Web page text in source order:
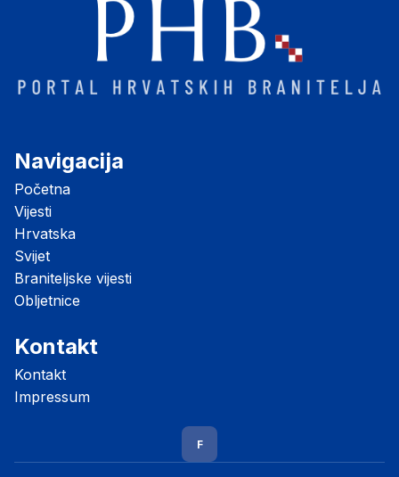
Navigacija
Početna
Vijesti
Hrvatska
Svijet
Braniteljske vijesti
Obljetnice
Kontakt
Kontakt
Impressum
F